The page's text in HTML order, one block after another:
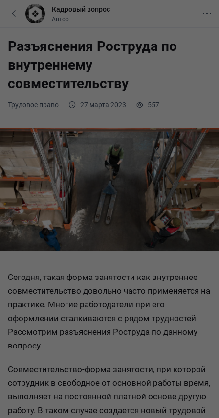
Трудовое право 27 марта 2023 557
Разъяснения Роструда по
внутреннему
совместительству
Сегодня, такая форма занятости как внутреннее
совместительство довольно часто применяется на
практике. Многие работодатели при его
оформлении сталкиваются с рядом трудностей.
Рассмотрим разъяснения Роструда по данному
вопросу.
Совместительство-форма занятости, при которой
сотрудник в свободное от основной работы время,
выполняет на постоянной платной основе другую
работу. В таком случае создается новый трудовой
Кадровый вопрос
Автор